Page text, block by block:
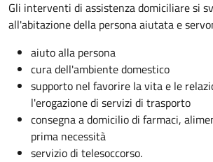
Gli interventi di assistenza domiciliare si
all'abitazione della persona aiutata e
aiuto alla persona
cura dell'ambiente domestico
supporto nel favorire la vita e le
l'erogazione di servizi di trasporto
consegna a domicilio di farmaci,
prima necessità
servizio di telesoccorso.